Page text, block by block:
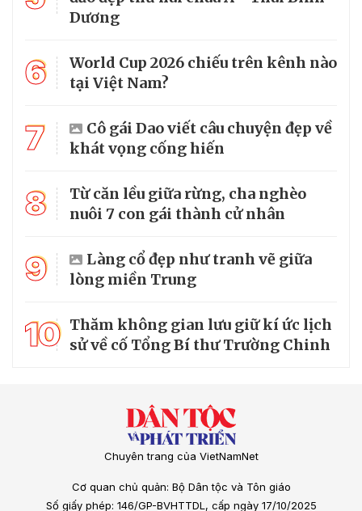
Dương
6
World Cup 2026 chiếu trên kênh nào
tại Việt Nam?
7
Cô gái Dao viết câu chuyện đẹp về
khát vọng cống hiến
8
Từ căn lều giữa rừng, cha nghèo
nuôi 7 con gái thành cử nhân
9
Làng cổ đẹp như tranh vẽ giữa
lòng miền Trung
10 Thăm không gian lưu giữ kí ức lịch
sử về cố Tổng Bí thư Trường Chinh
Chuyên trang của VietNamNet
Cơ quan chủ quản: Bộ Dân tộc và Tôn giáo
Số giấy phép: 146/GP-BVHTTDL, cấp ngày 17/10/2025